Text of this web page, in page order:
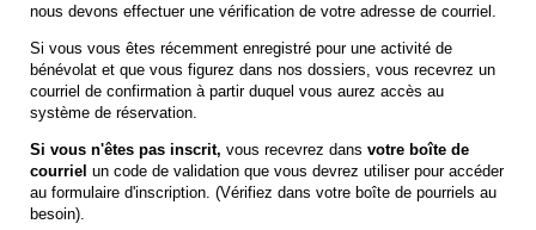
nous devons effectuer une vérification de votre adresse de courriel.
Si vous vous êtes récemment enregistré pour une activité de
bénévolat et que vous figurez dans nos dossiers, vous recevrez un
courriel de confirmation à partir duquel vous aurez accès au
système de réservation.
Si vous n'êtes pas inscrit, vous recevrez dans votre boîte de
courriel un code de validation que vous devrez utiliser pour accéder
au formulaire d'inscription. (Vérifiez dans votre boîte de pourriels au
besoin).